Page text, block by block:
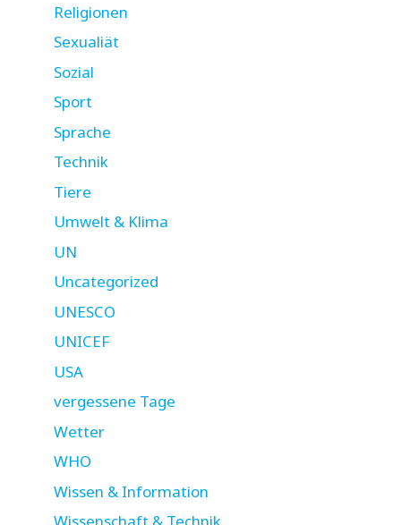
Religionen
Sexualiät
Sozial
Sport
Sprache
Technik
Tiere
Umwelt & Klima
UN
Uncategorized
UNESCO
UNICEF
USA
vergessene Tage
Wetter
WHO
Wissen & Information